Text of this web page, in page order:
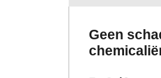
Geen